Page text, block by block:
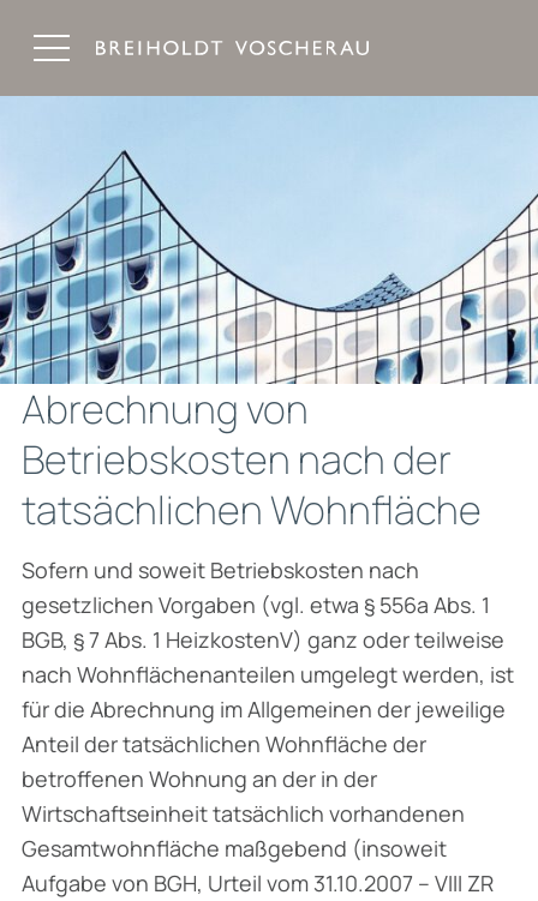
Abrechnung von
Betriebskosten nach der
tatsächlichen Wohnfläche
Sofern und soweit Betriebskosten nach
gesetzlichen Vorgaben (vgl. etwa § 556a Abs. 1
BGB, § 7 Abs. 1 HeizkostenV) ganz oder teilweise
nach Wohnflächenanteilen umgelegt werden, ist
für die Abrechnung im Allgemeinen der jeweilige
Anteil der tatsächlichen Wohnfläche der
betroffenen Wohnung an der in der
Wirtschaftseinheit tatsächlich vorhandenen
Gesamtwohnfläche maßgebend (insoweit
Aufgabe von BGH, Urteil vom 31.10.2007 – VIII ZR